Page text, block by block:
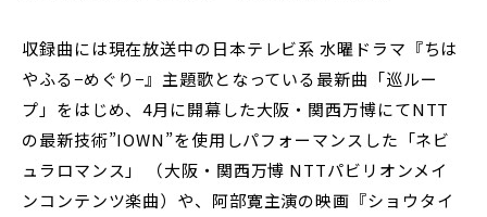
収録曲には現在放送中の日本テレビ系 水曜ドラマ『ちは
やふる−めぐり−』主題歌となっている最新曲「巡ルー
プ」をはじめ、4月に開幕した大阪・関西万博にてNTT
の最新技術”IOWN”を使用しパフォーマンスした「ネビ
ュラロマンス」 （大阪・関西万博 NTTパビリオンメイ
ンコンテンツ楽曲）や、阿部寛主演の映画『ショウタイ